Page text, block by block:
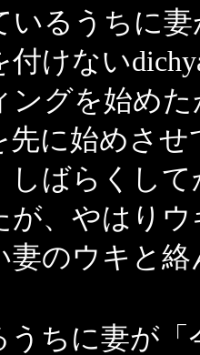
いるうちに
けない
ングを始め
先に始めさせ
しばらくして
が、やはりウ
妻のウキと絡
うちに妻が